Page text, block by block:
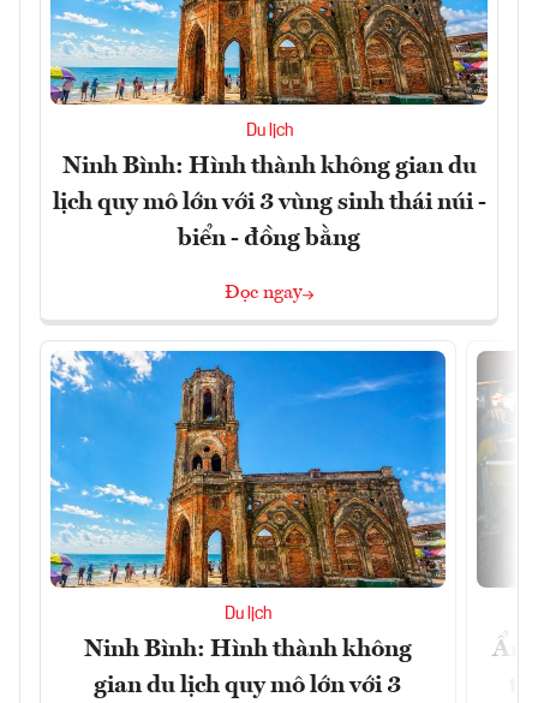
Du lịch
Ninh Bình: Hình thành không gian du
lịch quy mô lớn với 3 vùng sinh thái núi -
biển - đồng bằng
Đọc ngay
Du lịch
Ninh Bình: Hình thành không
gian du lịch quy mô lớn với 3
Ẩm